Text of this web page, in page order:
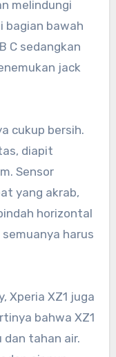
melindungi
bagian bawah
C sedangkan
jack
cukup bersih.
diapit
Sensor
yang akrab,
horizontal
harus
Xperia XZ1 juga
bahwa XZ1
dan tahan air.